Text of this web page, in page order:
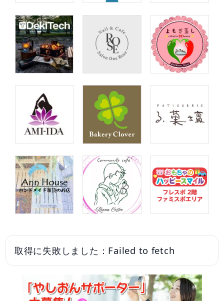
取得に失敗しました：Failed to fetch